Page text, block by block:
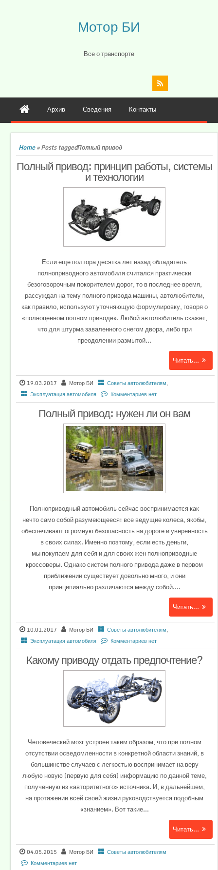
Мотор БИ
Все о транспорте
Архив Сведения Контакты
Home»Posts taggedПолный привод
Полный привод: принцип работы, системы
и технологии
Если еще полтора десятка лет назад обладатель
полноприводного автомобиля считался практически
безоговорочным покорителем дорог, то в последнее время,
рассуждая на тему полного привода машины, автолюбители,
как правило, используют уточняющую формулировку, говоря о
«полноценном полном приводе». Любой автолюбитель скажет,
что для штурма заваленного снегом двора, либо при
преодолении размытой...
Читать...
19.03.2017 Мотор БИ Советы автолюбителям,
Эксплуатация автомобиля
Комментариев нет
Полный привод: нужен ли он вам
Полноприводный автомобиль сейчас воспринимается как
нечто само собой разумеющееся: все ведущие колеса, якобы,
обеспечивают огромную безопасность на дороге и уверенность
в своих силах. Именно поэтому, если есть деньги,
мы покупаем для себя и для своих жен полноприводные
кроссоверы. Однако систем полного привода даже в первом
приближении существует довольно много, и они
принципиально различаются между собой....
Читать...
10.01.2017 Мотор БИ Советы автолюбителям,
Эксплуатация автомобиля
Комментариев нет
Какому приводу отдать предпочтение?
Человеческий мозг устроен таким образом, что при полном
отсутствии осведомленности в конкретной области знаний, в
большинстве случаев с легкостью воспринимает на веру
любую новую (первую для себя) информацию по данной теме,
полученную из «авторитетного» источника. И, в дальнейшем,
на протяжении всей своей жизни руководствуется подобным
«знанием». Вот такие...
Читать...
04.05.2015 Мотор БИ
Советы автолюбителям
Комментариев нет